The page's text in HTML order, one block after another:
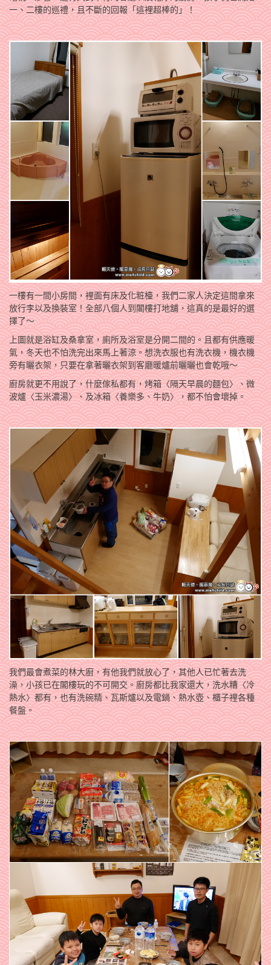
一、二樓的巡禮，且不斷的回報「這裡超棒的」！
一樓有一間小房間，裡面有床及化粧檯，我們二家人決定這間拿來
放行李以及換裝室！全部八個人到閣樓打地舖，這真的是最好的選
擇了～
上圖就是浴缸及桑拿室，廁所及浴室是分開二間的。且都有供應暖
氣，冬天也不怕洗完出來馬上著涼。想洗衣服也有洗衣機，機衣機
旁有曬衣架，只要在拿著曬衣架到客廳暖爐前曬曬也會乾哦～
廚房就更不用說了，什麼傢私都有，烤箱〈隔天早晨的麵包〉、微
波爐〈玉米濃湯〉、及冰箱〈養樂多、牛奶〉，都不怕會壞掉。
我們最會煮菜的林大廚，有他我們就放心了，其他人已忙著去洗
澡，小孩已在閣樓玩的不可開交。廚房都比我家還大，洗水糟〈冷
熱水〉都有，也有洗碗精、瓦斯爐以及電鍋、熱水壺、櫃子裡各種
餐盤。